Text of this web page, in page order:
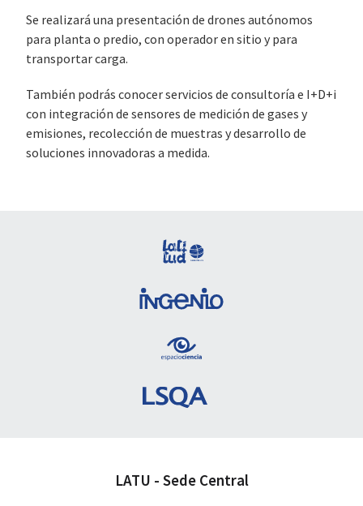
Se realizará una presentación de drones autónomos
para planta o predio, con operador en sitio y para
transportar carga.
También podrás conocer servicios de consultoría e I+D+i
con integración de sensores de medición de gases y
emisiones, recolección de muestras y desarrollo de
soluciones innovadoras a medida.
LATU - Sede Central